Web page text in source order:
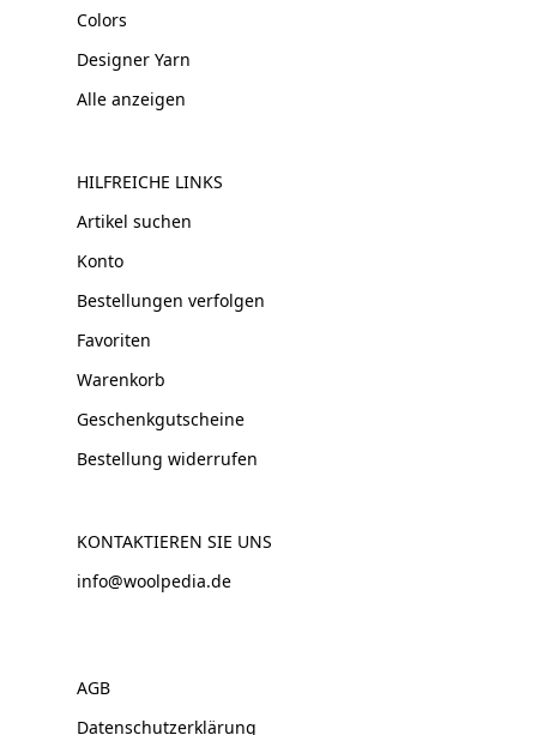
Colors
Designer Yarn
Alle anzeigen
HILFREICHE LINKS
Artikel suchen
Konto
Bestellungen verfolgen
Favoriten
Warenkorb
Geschenkgutscheine
Bestellung widerrufen
KONTAKTIEREN SIE UNS
info@woolpedia.de
AGB
Datenschutzerklärung